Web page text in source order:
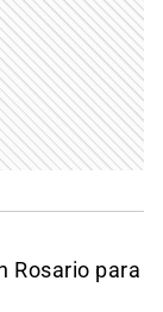
Rosario para